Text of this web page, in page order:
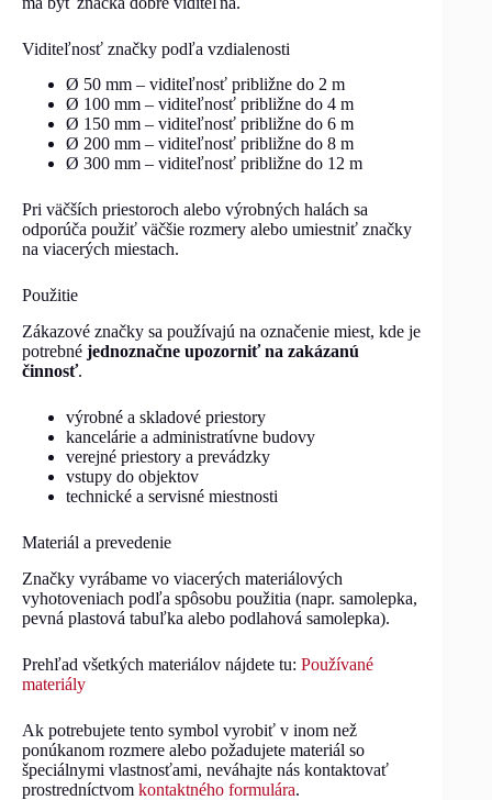
Viditeľnosť značky podľa vzdialenosti
Ø 50 mm – viditeľnosť približne do 2 m
Ø 100 mm – viditeľnosť približne do 4 m
Ø 150 mm – viditeľnosť približne do 6 m
Ø 200 mm – viditeľnosť približne do 8 m
Ø 300 mm – viditeľnosť približne do 12 m
Pri väčších priestoroch alebo výrobných halách sa
odporúča použiť väčšie rozmery alebo umiestniť značky
na viacerých miestach.
Použitie
Zákazové značky sa používajú na označenie miest, kde je
potrebné jednoznačne upozorniť na zakázanú
činnosť.
výrobné a skladové priestory
kancelárie a administratívne budovy
verejné priestory a prevádzky
vstupy do objektov
technické a servisné miestnosti
Materiál a prevedenie
Značky vyrábame vo viacerých materiálových
vyhotoveniach podľa spôsobu použitia (napr. samolepka,
pevná plastová tabuľka alebo podlahová samolepka).
Prehľad všetkých materiálov nájdete tu: Používané
materiály
Ak potrebujete tento symbol vyrobiť v inom než
ponúkanom rozmere alebo požadujete materiál so
špeciálnymi vlastnosťami, neváhajte nás kontaktovať
prostredníctvom kontaktného formulára.